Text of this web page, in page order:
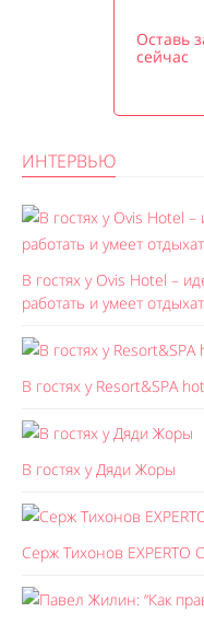
Оставь
сейчас
ИНТЕРВЬЮ
В гостях у Ovis Hotel –
работать и умеет
В гостях у Resort&SPA
В гостях у Дяди Жоры
Серж Тихонов EXPERTO